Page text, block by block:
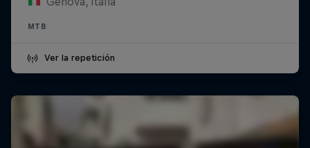
MTB
Ver la repetición